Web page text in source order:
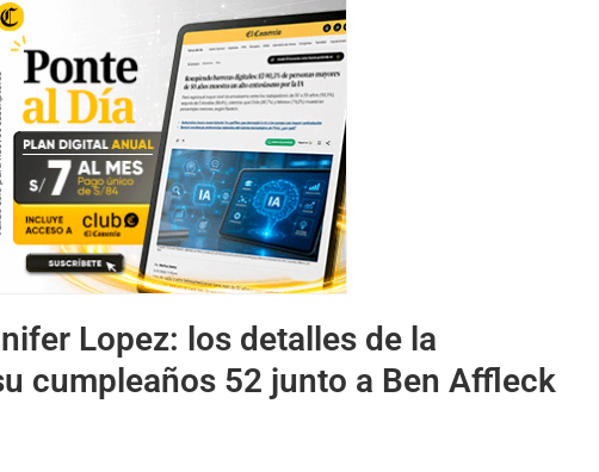
Lopez: los detalles de la
cumpleaños 52 junto a Ben Affleck